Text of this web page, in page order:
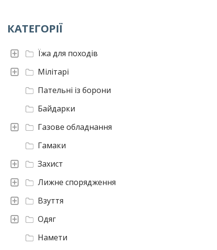
КАТЕГОРІЇ
Намети
Одяг
Взуття
Лижне спорядження
Захист
Гамаки
Газове обладнання
Байдарки
Пательні із борони
Мілітарі
Їжа для походів